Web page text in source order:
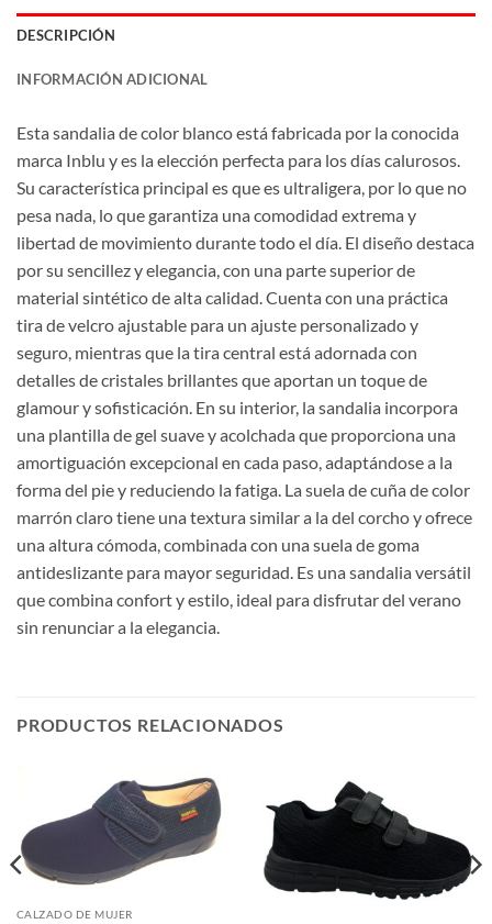
DESCRIPCIÓN
INFORMACIÓN ADICIONAL
Esta sandalia de color blanco está fabricada por la conocida
marca Inblu y es la elección perfecta para los días calurosos.
Su característica principal es que es ultraligera, por lo que no
pesa nada, lo que garantiza una comodidad extrema y
libertad de movimiento durante todo el día. El diseño destaca
por su sencillez y elegancia, con una parte superior de
material sintético de alta calidad. Cuenta con una práctica
tira de velcro ajustable para un ajuste personalizado y
seguro, mientras que la tira central está adornada con
detalles de cristales brillantes que aportan un toque de
glamour y sofisticación. En su interior, la sandalia incorpora
una plantilla de gel suave y acolchada que proporciona una
amortiguación excepcional en cada paso, adaptándose a la
forma del pie y reduciendo la fatiga. La suela de cuña de color
marrón claro tiene una textura similar a la del corcho y ofrece
una altura cómoda, combinada con una suela de goma
antideslizante para mayor seguridad. Es una sandalia versátil
que combina confort y estilo, ideal para disfrutar del verano
sin renunciar a la elegancia.
PRODUCTOS RELACIONADOS
CALZADO DE MUJER